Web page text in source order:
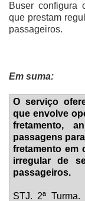
Buser configura
que prestam
passageiros.
Em suma:
O serviço
que envolve
fretamento,
passagens
fretamento em
irregular de
passageiros.
STJ. 2ª